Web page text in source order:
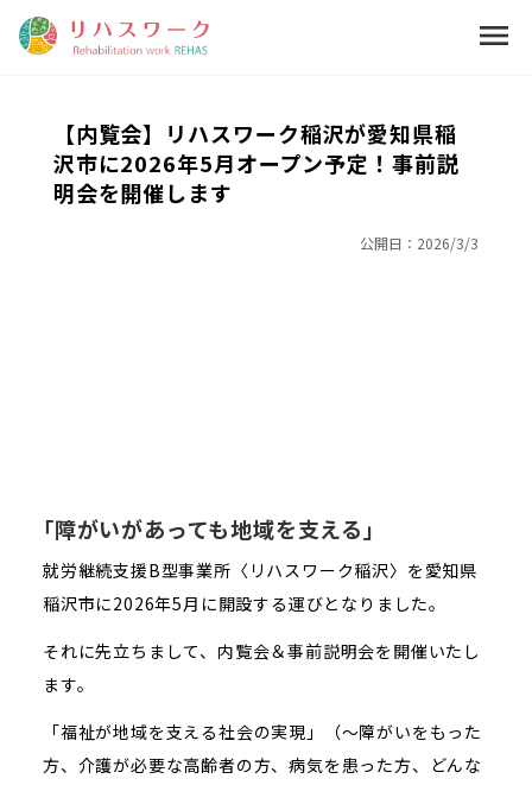
menu
【内覧会】リハスワーク稲沢が愛知県稲
沢市に2026年5月オープン予定！事前説
明会を開催します
公開日： 2026/3/3
｢障がいがあっても地域を支える｣
就労継続支援B型事業所〈リハスワーク稲沢〉を愛知県
稲沢市に2026年5月に開設する運びとなりました。
それに先立ちまして、内覧会＆事前説明会を開催いたし
ます。
「福祉が地域を支える社会の実現」（～障がいをもった
方、介護が必要な高齢者の方、病気を患った方、どんな